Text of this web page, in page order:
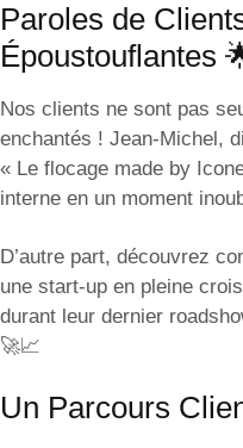
Paroles de
Époustouflantes
Nos clients ne sont pas
enchantés ! Jean-Michel,
« Le flocage made by
interne en un moment
D’autre part, découvrez
une start-up en pleine
durant leur dernier
🚀📈
Un Parcours